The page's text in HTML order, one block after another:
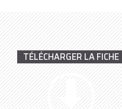
TÉLÉCHARGER LA FICHE